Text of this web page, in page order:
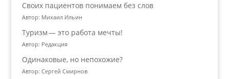
Своих пациентов понимаем без слов
Автор: Михаил Ильин
Туризм — это работа мечты!
Автор: Редакция
Одинаковые, но непохожие?
Автор: Сергей Смирнов